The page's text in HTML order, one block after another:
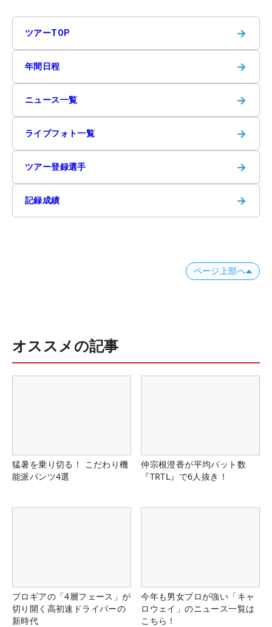
ツアーTOP →
年間日程 →
ニュース一覧 →
ライブフォト一覧 →
ツアー登録選手 →
記録成績 →
ページ上部へ
オススメの記事
猛暑を乗り切る！ こだわり機
能派パンツ4選
仲宗根澄香が平均パット数
『TRTL』で6人抜き！
プロギアの「4層フェース」が
切り開く高初速ドライバーの
新時代
今年も男女プロが強い「キャ
ロウェイ」のニュース一覧は
こちら！